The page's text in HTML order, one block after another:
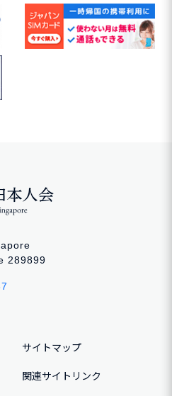
289899
サイトマップ
関連サイトリンク